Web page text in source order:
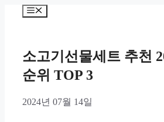
Menu
소고기선물세트 추천
순위 TOP 3
2024년 07월 14일